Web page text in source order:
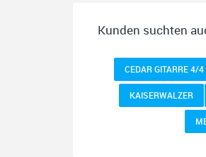
Kunden suchten
CEDAR GITARRE 4/4
KAISERWALZER